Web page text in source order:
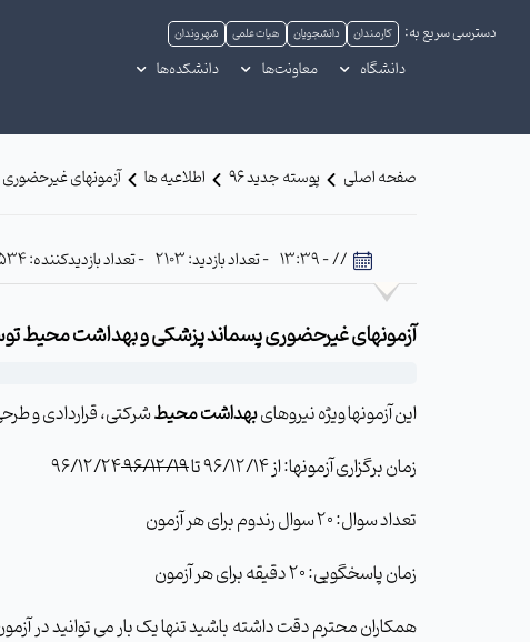
دسترسی سریع به: کارمندان دانشجویان هیات علمی شهروندان
دانشگاه معاونت‌ها دانشکده‌ها
صفحه اصلی پوسته جدید 96 اطلاعیه ها آزمونهای
// - 13:39 - تعداد بازدید: 2103 - تعداد بازدیدکننده: 534
آزمونهای غیرحضوری پسماند پزشکی و بهداشت محیط
این آزمونها ویژه نیروهایبهداشت محیطشرکتی، قراردادی و
زمان برگزاری آزمونها: از 96/12/14 تا
96/12/19
96/12/24
تعداد سوال: 20 سوال رندوم برای هر آزمون
زمان پاسخگویی: 20 دقیقه برای هر آزمون
همکاران محترم دقت داشته باشید تنها یک بار می توانید در